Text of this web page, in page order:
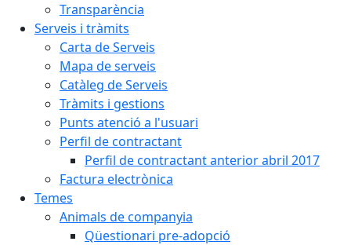
Transparència
Serveis i tràmits
Carta de Serveis
Mapa de serveis
Catàleg de Serveis
Tràmits i gestions
Punts atenció a l'usuari
Perfil de contractant
Perfil de contractant anterior abril 2017
Factura electrònica
Temes
Animals de companyia
Qüestionari pre-adopció